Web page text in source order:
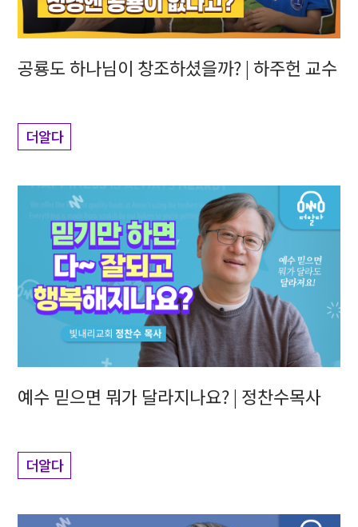
공룡도 하나님이 창조하셨을까? | 하주헌 교수
더알다
예수 믿으면 뭐가 달라지나요? | 정찬수목사
더알다